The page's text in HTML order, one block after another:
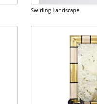
Swirling Landscape